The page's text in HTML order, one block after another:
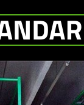
Standard